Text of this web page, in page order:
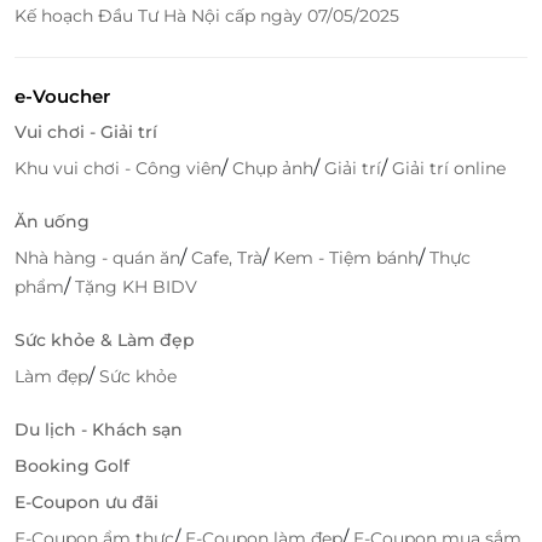
LifeLink - Đặt voucher ưu đãi để kỳ nghỉ
của bạn trọn vẹn hơn
Thuận tiện và tiết kiệm
được hưởng trọn gói dịch vụ giống hạng tiêu chuẩn
Chỉ cần một voucher ưu đãi, bạn đã có thể tận
hưởng một kỳ nghỉ đủ đầy, không lo phát sinh chi
Kết hợp trải nghiệm - văn hóa - thiên nhiên
trong một hành trình
LifeLink không chỉ cung cấp voucher ưu đãi, mà còn
hỗ trợ du khách tận dụng tối đa trải nghiệm tại Mộc
Nghỉ dưỡng giữa thiên nhiên xanh mát
Kế hoạch Đầu Tư Hà Nội cấp ngày 07/05/2025
e-Voucher
Vui chơi - Giải trí
Khu vui chơi - Công viên/Chụp ảnh/Giải trí/Giải trí online
Ăn uống
Nhà hàng - quán ăn/Cafe, Trà/ Kem - Tiệm bánh/Thực
phẩm/Tặng KH BIDV
Sức khỏe & Làm đẹp
Làm đẹp/Sức khỏe
Du lịch - Khách sạn
Booking Golf
E-Coupon ưu đãi